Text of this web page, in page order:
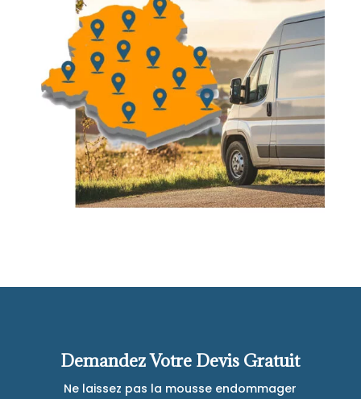
Demandez Votre Devis Gratuit
Ne laissez pas la mousse endommager